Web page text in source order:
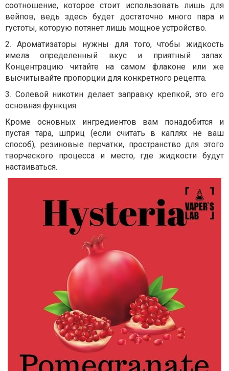
соотношение, которое стоит использовать лишь для
вейпов, ведь здесь будет достаточно много пара и
густоты, которую потянет лишь мощное устройство.
2. Ароматизаторы нужны для того, чтобы жидкость
имела определенный вкус и приятный запах.
Концентрацию читайте на самом флаконе или же
высчитывайте пропорции для конкретного рецепта.
3. Солевой никотин делает заправку крепкой, это его
основная функция.
Кроме основных ингредиентов вам понадобится и
пустая тара, шприц (если считать в каплях не ваш
способ), резиновые перчатки, пространство для этого
творческого процесса и место, где жидкости будут
настаиваться.